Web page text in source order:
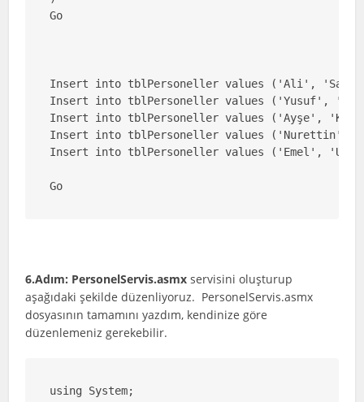
Go
Insert into tblPersoneller values ('Ali',
Insert into tblPersoneller values ('Yusuf',
Insert into tblPersoneller values ('Ayşe',
Insert into tblPersoneller values ('Nurettin',
Insert into tblPersoneller values ('Emel',
Go
6.Adım: PersonelServis.asmx servisini oluşturup
aşağıdaki şekilde düzenliyoruz. PersonelServis.asmx
dosyasının tamamını yazdım, kendinize göre
düzenlemeniz gerekebilir.
using System;